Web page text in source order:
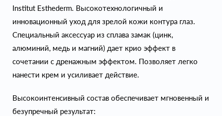
Institut Esthederm. Высокотехнологичный и
инновационный уход для зрелой кожи контура глаз.
Специальный аксессуар из сплава замак (цинк,
алюминий, медь и магний) дает крио эффект в
сочетании с дренажным эффектом. Позволяет легко
нанести крем и усиливает действие.
Высокоинтенсивный состав обеспечивает мгновенный и
безупречный результат: